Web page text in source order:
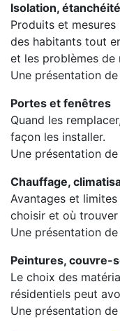
Isolation,
Produits et
des habitants tout
et les problèmes de
Une présentation de
Portes et fenêtres
Quand les
façon les installer.
Une présentation de
Chauffage,
Avantages et
choisir et où
Une présentation de
Peintures, couvre-
Le choix des
résidentiels peut
Une présentation de